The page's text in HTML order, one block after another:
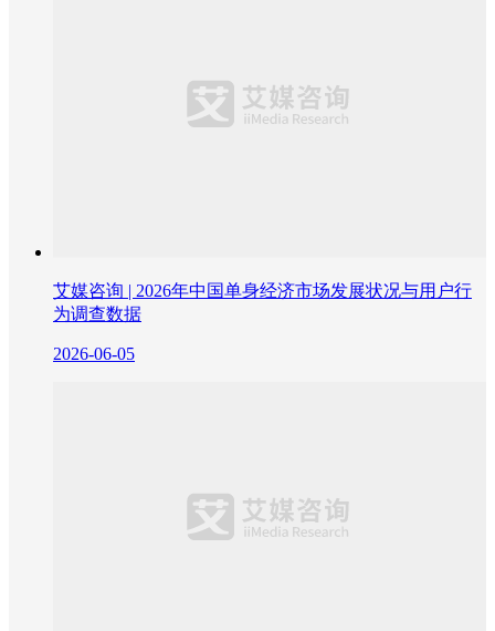
艾媒咨询 | 2026年中国单身经济市场发展状况与用户行
为调查数据
2026-06-05